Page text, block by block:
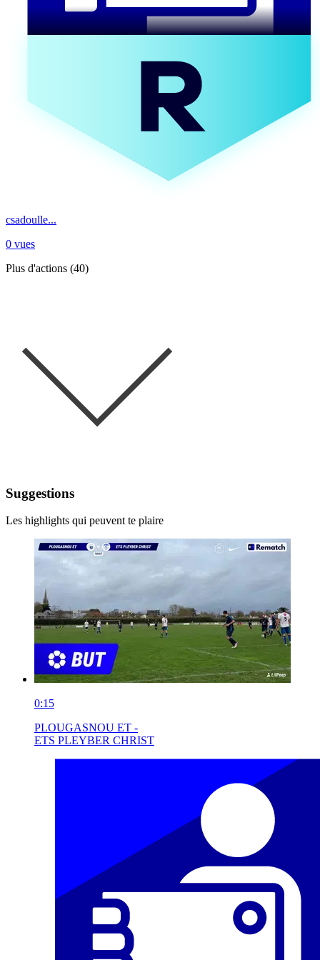
csadoulle...
0 vues
Plus d'actions (40)
Suggestions
Les highlights qui peuvent te plaire
0:15
PLOUGASNOU ET -
ETS PLEYBER CHRIST